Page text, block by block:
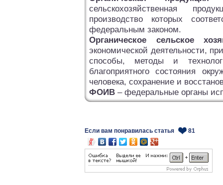
сельскохозяйственная
производство которых
федеральным законом.
Органическое сельское
экономической деятельности,
способы, методы и
благоприятного состояния
человека, сохранение и
ФОИВ – федеральные органы
Если вам понравилась статья 81